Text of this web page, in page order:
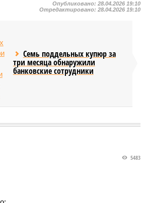
Опубликовано:28.04.2026 19:10
Отредактировано:28.04.2026 19:10
Семь поддельных купюр за
три месяца обнаружили
банковские сотрудники
5483